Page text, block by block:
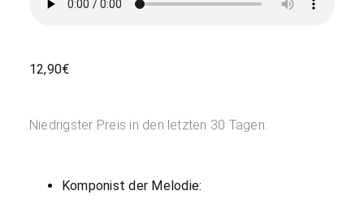
12,90€
Niedrigster Preis in den letzten 30 Tagen:
Komponist der Melodie: